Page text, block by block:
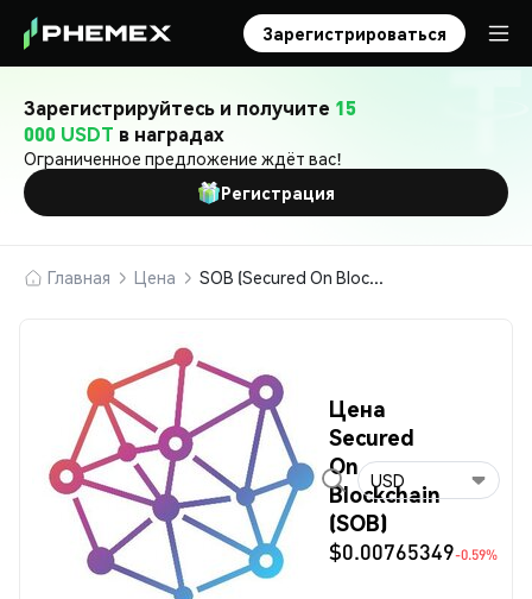
Зарегистрироваться
Зарегистрируйтесь и получите 15
000 USDT в наградах
Ограниченное предложение ждёт вас!
Регистрация
Главная Цена SOB (Secured On Blockchain)
Цена
Secured
On
Blockchain
(SOB)
$0.00765349-0.59%
USD